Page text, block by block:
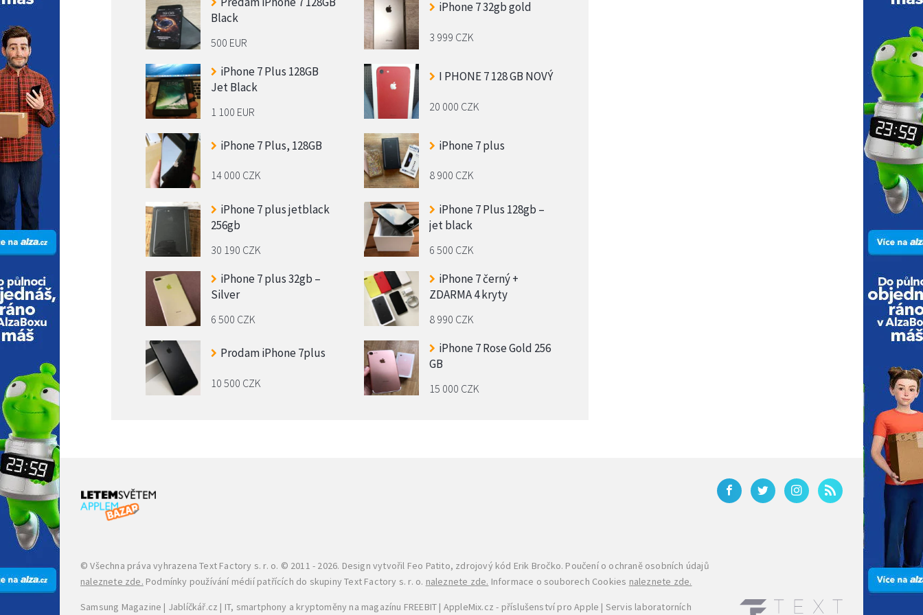
Black
500 EUR
iPhone 7 32gb gold
3 999 CZK
iPhone 7 Plus 128GB
Jet Black
1 100 EUR
I PHONE 7 128 GB NOVÝ
20 000 CZK
iPhone 7 Plus, 128GB
14 000 CZK
iPhone 7 plus
8 900 CZK
iPhone 7 plus jetblack
256gb
30 190 CZK
iPhone 7 Plus 128gb –
jet black
6 500 CZK
iPhone 7 plus 32gb –
Silver
6 500 CZK
iPhone 7 černý +
ZDARMA 4 kryty
8 990 CZK
Prodam iPhone 7plus
10 500 CZK
iPhone 7 Rose Gold 256
GB
15 000 CZK
© Všechna práva vyhrazenaText Factory s. r. o. © 2011 - 2026. Design vytvořil Feo Patito, zdrojový kód Erik Bročko. Poučení o ochraně osobních údajů
naleznete zde. Podmínky používání médií patřících do skupiny Text Factory s. r. o. naleznete zde. Informace o souborech Cookies naleznete zde.
Samsung Magazine | Jablíčkář.cz | IT, smartphony a kryptoměny na magazínu FREEBIT | AppleMix.cz - příslušenství pro Apple | Servis laboratorních